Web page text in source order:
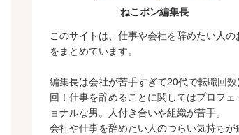
ねこポン編集長
このサイトは、仕事や会社を辞めたい人の
をまとめています。
編集長は会社が苦手すぎて20代で転職回数
回！仕事を辞めることに関してはプロフェ
ョナルな男。人付き合いや組織が苦手。
会社や仕事を辞めたい人のつらい気持ちが